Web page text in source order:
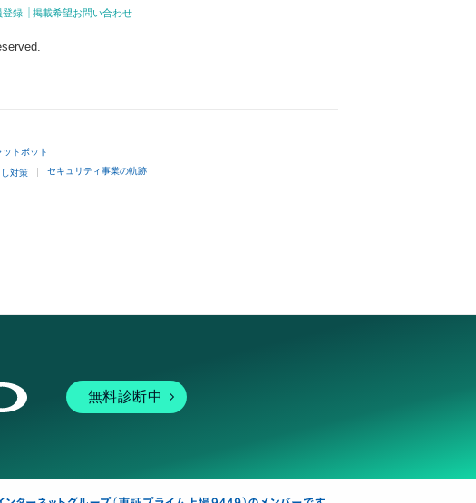
登録 掲載希望お問い合わせ
トボット
対策 セキュリティ事業の軌跡
無料診断中